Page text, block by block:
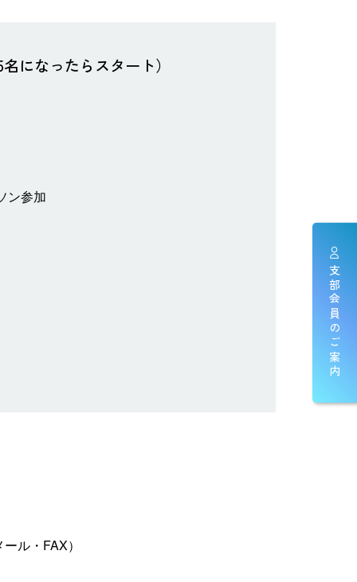
支部会員のご案内
になったらスタート）
ン参加
ル・FAX）